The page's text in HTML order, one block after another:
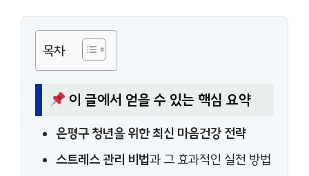
목차
이 글에서 얻을 수 있는 핵심 요약
은평구 청년을 위한 최신 마음건강 전략
스트레스 관리 비법과 그 효과적인 실천 방법